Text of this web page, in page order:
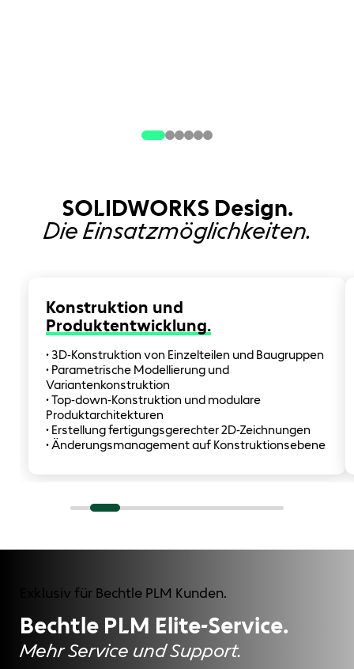
SOLIDWORKS Design.
Die Einsatzmöglichkeiten.
Konstruktion und
Produktentwicklung.
• 3D-Konstruktion von Einzelteilen und Baugruppen
• Parametrische Modellierung und
Variantenkonstruktion
• Top-down-Konstruktion und modulare
Produktarchitekturen
• Erstellung fertigungsgerechter 2D-Zeichnungen
• Änderungsmanagement auf Konstruktionsebene
Exklusiv für Bechtle PLM Kunden.
Bechtle PLM Elite-Service.
Mehr Service und Support.